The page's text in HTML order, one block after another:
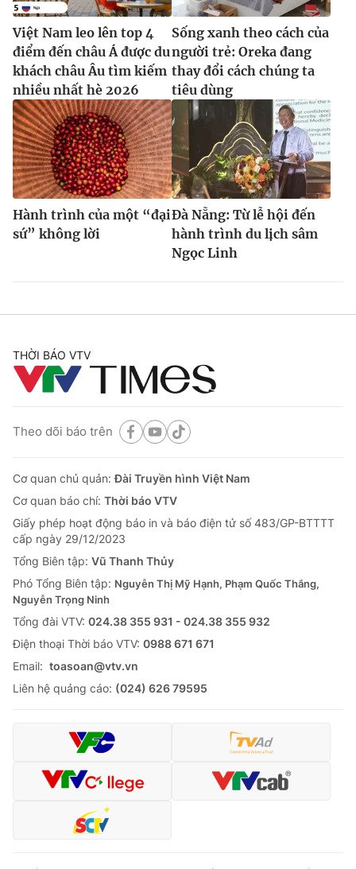
Việt Nam leo lên top 4
điểm đến châu Á được du
khách châu Âu tìm kiếm
nhiều nhất hè 2026
Sống xanh theo cách của
người trẻ: Oreka đang
thay đổi cách chúng ta
tiêu dùng
Hành trình của một “đại
sứ” không lời
Đà Nẵng: Từ lễ hội đến
hành trình du lịch sâm
Ngọc Linh
THỜI BÁO VTV
Theo dõi báo trên
Cơ quan chủ quản:Đài Truyền hình Việt Nam
Cơ quan báo chí: Thời báo VTV
Giấy phép hoạt động báo in và báo điện tử số 483/GP-BTTTT
cấp ngày 29/12/2023
Tổng Biên tập: Vũ Thanh Thủy
Phó Tổng Biên tập: Nguyễn Thị Mỹ Hạnh, Phạm Quốc Thắng,
Nguyễn Trọng Ninh
Tổng đài VTV: 024.38 355 931 - 024.38 355 932
Ðiện thoại Thời báo VTV: 0988 671 671
Email: toasoan@vtv.vn
Liên hệ quảng cáo: (024) 626 79595